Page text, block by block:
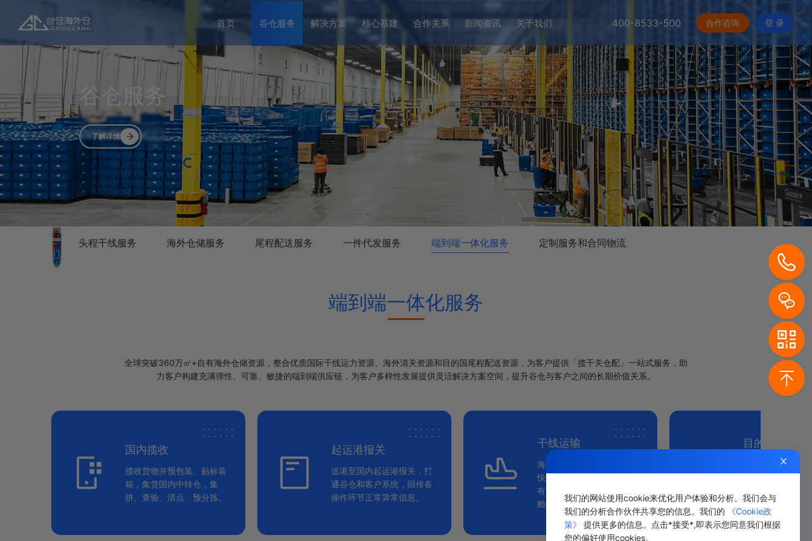
我们的网站使用cookie来优化用户体验和分析。我们会与
我们的分析合作伙伴共享您的信息。我们的
《Cookie政
策》
提供更多的信息。点击*接受*,即表示您同意我们根据
您的偏好使用cookies。
首页 谷仓服务 解决方案 核心基建 合作关系 新闻资讯 关于我们 400-8533-500 合作咨询 登 录
谷仓服务
了解详情
头程干线服务 海外仓储服务 尾程配送服务 一件代发服务 端到端一体化服务 定制服务和合同物流
端到端一体化服务
全球突破360万㎡+自有海外仓储资源，整合优质国际干线运力资源、海外清关资源和目的国尾程配送资源，为客户提供「揽干关仓配」一站式服务，助
力客户构建充满弹性、可靠、敏捷的端到端供应链，为客户多样性发展提供灵活解决方案空间，提升谷仓与客户之间的长期价值关系。
国内揽收
揽收货物并预包装、贴标装
箱，集货国内中转仓，集
拼、查验、清点、预分拣。
起运港报关
送港至国内起运港报关，打
通谷仓和客户系统，回传各
操作环节正常异常信息。
干线运输
海运、空运、铁路、卡车和
快递等多渠道一手资源，自
有货机，旺季有效保障客户
舱位。
目的港清关
合作清关资源丰
货柜。